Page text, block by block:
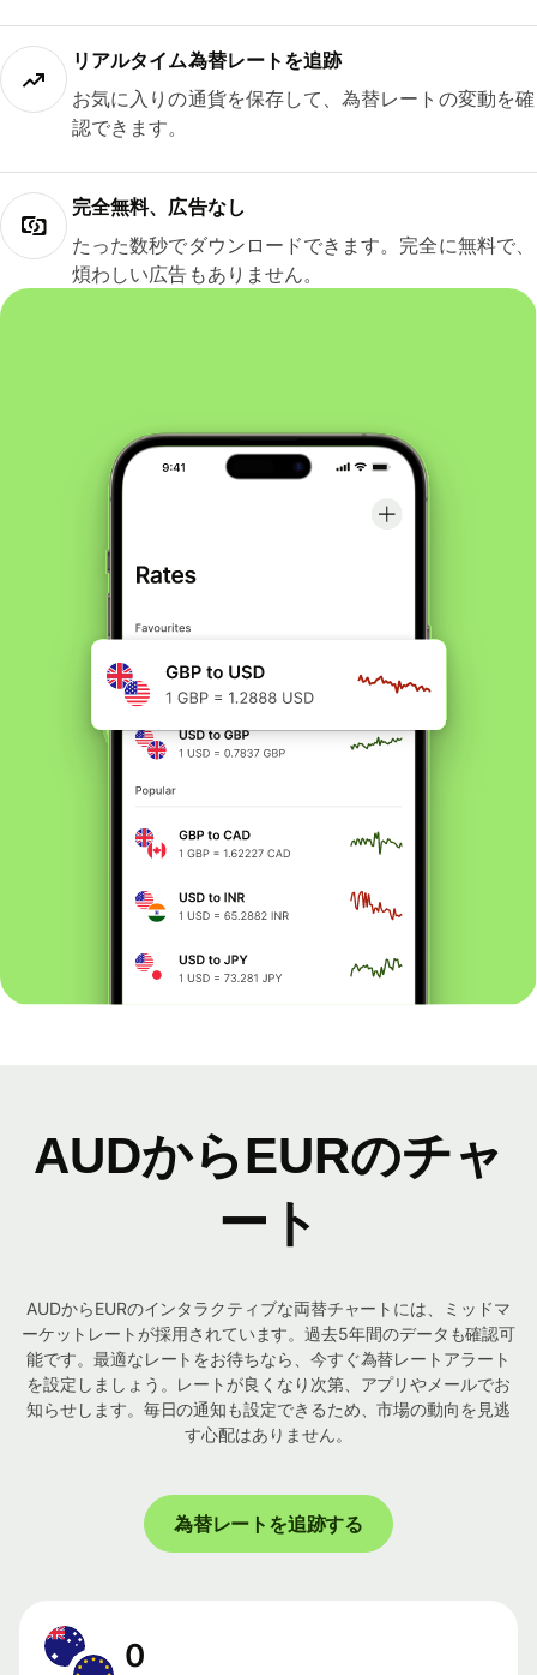
リアルタイム為替レートを追跡
お気に入りの通貨を保存して、為替レートの変動を確
認できます。
完全無料、広告なし
たった数秒でダウンロードできます。完全に無料で、
煩わしい広告もありません。
AUDからEURのチャ
ート
AUDからEURのインタラクティブな両替チャートには、ミッドマ
ーケットレートが採用されています。過去5年間のデータも確認可
能です。最適なレートをお待ちなら、今すぐ為替レートアラート
を設定しましょう。レートが良くなり次第、アプリやメールでお
知らせします。毎日の通知も設定できるため、市場の動向を見逃
す心配はありません。
為替レートを追跡する
0